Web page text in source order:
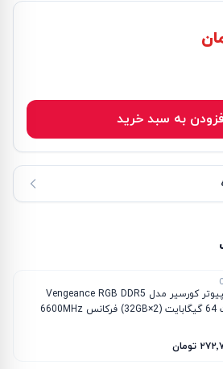
به سبد خرید
رم کامپیوتر کورسیر مدل Vengeance RGB DDR5
ظرفیت 64 گیگابایت (2×32GB) فرکانس 6600MHz
تومان